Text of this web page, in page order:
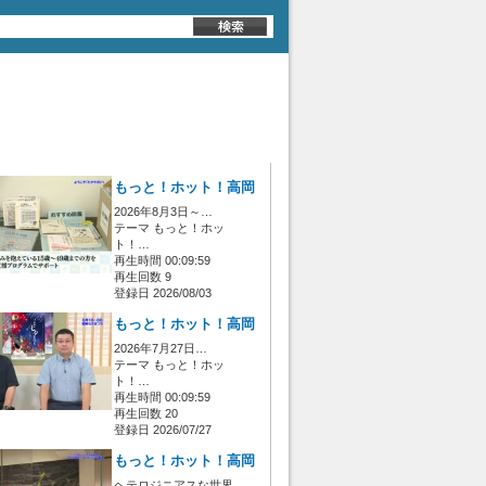
もっと！ホット！高岡
2026年8月3日～…
テーマ もっと！ホッ
ト！…
再生時間 00:09:59
再生回数 9
登録日 2026/08/03
もっと！ホット！高岡
2026年7月27日…
テーマ もっと！ホッ
ト！…
再生時間 00:09:59
再生回数 20
登録日 2026/07/27
もっと！ホット！高岡